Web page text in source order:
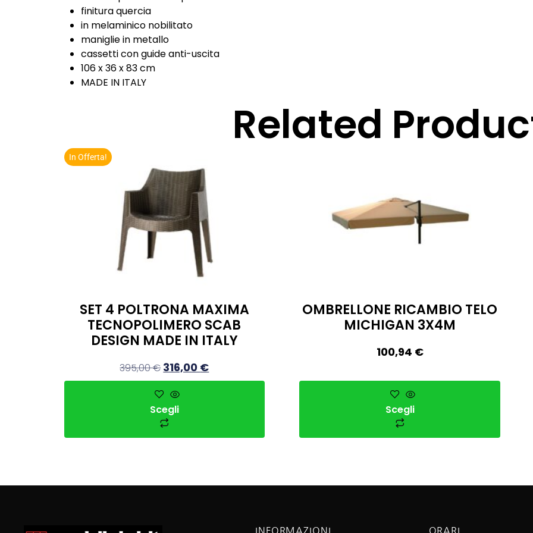
finitura quercia
in melaminico nobilitato
maniglie in metallo
cassetti con guide anti-uscita
106 x 36 x 83 cm
MADE IN ITALY
Related
In Offerta!
SET 4 POLTRONA MAXIMA
TECNOPOLIMERO SCAB
DESIGN MADE IN ITALY
395,00€ 316,00 €
Scegli
OMBRELLONE RICAMBIO TELO
MICHIGAN 3X4M
100,94 €
Scegli
INFORMAZIONI ORARI